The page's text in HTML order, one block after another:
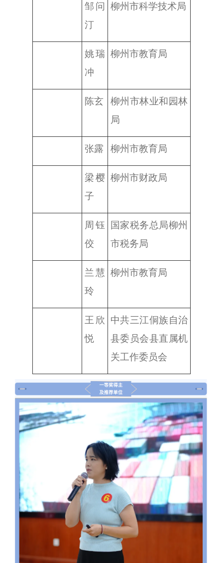
邹问
汀
柳州市科学技术局
姚瑞
冲
柳州市教育局
陈玄
柳州市林业和园林
局
张露 柳州市教育局
梁樱
子
柳州市财政局
周钰
佼
国家税务总局柳州
市税务局
兰慧
玲
柳州市教育局
王欣
悦
中共三江侗族自治
县委员会县直属机
关工作委员会